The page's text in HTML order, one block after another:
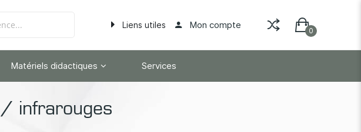
Liens utiles Mon compte
Matériels didactiques Services
infrarouges